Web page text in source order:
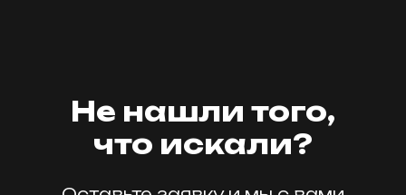
Не нашли того,
что искали?